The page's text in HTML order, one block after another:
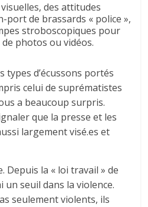
des attitudes
port de brassards « police »,
stroboscopiques pour
photos ou vidéos.
types d’écussons portés
celui de suprématistes
a beaucoup surpris.
que la presse et les
largement visé.es et
Depuis la « loi travail » de
un seuil dans la violence.
seulement violents, ils